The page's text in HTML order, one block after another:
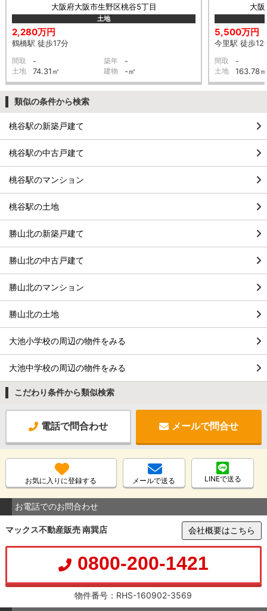
大阪府大阪市生野区桃谷5丁目
土地
2,280万円
鶴橋駅 徒歩17分
間取 - 築年 -
土地 74.31㎡ 建物 -㎡
大
5,500万円
今里駅 徒歩12
間取 -
土地 163.78㎡
類似の条件から検索
桃谷駅の新築戸建て
桃谷駅の中古戸建て
桃谷駅のマンション
桃谷駅の土地
勝山北の新築戸建て
勝山北の中古戸建て
勝山北のマンション
勝山北の土地
大池小学校の周辺の物件をみる
大池中学校の周辺の物件をみる
こだわり条件から類似検索
電話で問合わせ メールで問合せ
お気に入りに登録する メールで送る LINEで送る
お電話でのお問合わせ
マックス不動産販売 南巽店 会社概要はこちら
0800-200-1421
物件番号：RHS-160902-3569